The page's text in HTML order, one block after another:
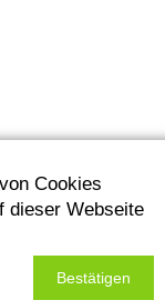
Cookies
dieser Webseite
Bestätigen